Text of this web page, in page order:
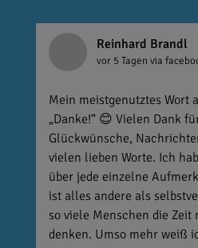
Reinhard Brandl
vor 5 Tagen via
Mein meistgenutztes Wort
„Danke!“ 😊 Vielen Dank
Glückwünsche,
vielen lieben Worte. Ich
über jede einzelne
ist alles andere als
so viele Menschen die Zeit
denken. Umso mehr weiß